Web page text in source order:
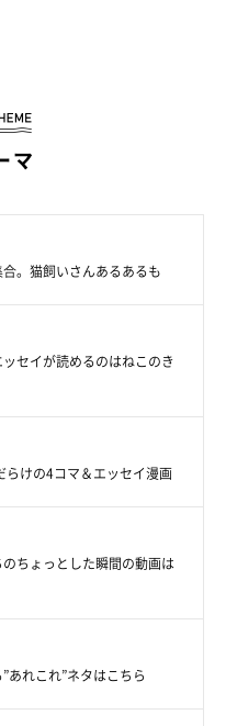
出を妨害してきたり、その
らスリスリしてきたりもし
ません」
ライバルのような
かんだ仲良し
マ
。猫飼いさんあるあるも
セイが読めるのはねこのき
らけの4コマ＆エッセイ漫画
ちょっとした瞬間の動画は
あれこれ”ネタはこちら